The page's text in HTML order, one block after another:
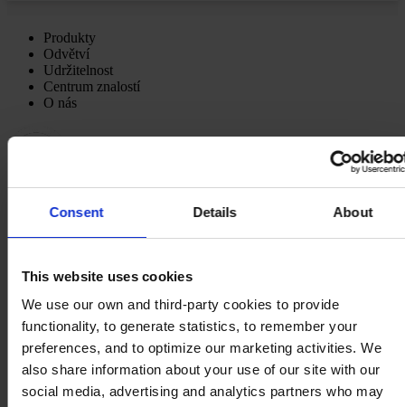
Consent Details About
This website uses cookies
We use our own and third-party cookies to provide
functionality, to generate statistics, to remember your
preferences, and to optimize our marketing activities. We
also share information about your use of our site with our
social media, advertising and analytics partners who may
Produkty
Odvětví
Udržitelnost
Centrum znalostí
O nás
HLAVNÍ KANCELÁŘ
Hempel (Czech Republic) s.r.o.
Bohunická 133/50
Mapa
KONTAKTUJTE NÁSTel:
Mail:general.cz@hempel.com